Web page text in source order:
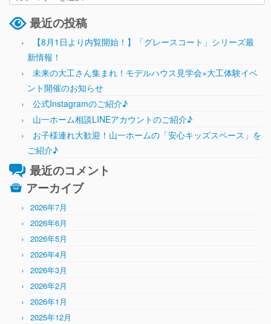
最近の投稿
【8月1日より内覧開始！】「グレースコート」シリーズ最
新情報！
未来の大工さん集まれ！モデルハウス見学会×大工体験イベ
ント開催のお知らせ
公式Instagramのご紹介♪
山一ホーム相談LINEアカウントのご紹介♪
お子様連れ大歓迎！山一ホームの「安心キッズスペース」を
ご紹介♪
最近のコメント
アーカイブ
2026年7月
2026年6月
2026年5月
2026年4月
2026年3月
2026年2月
2026年1月
2025年12月